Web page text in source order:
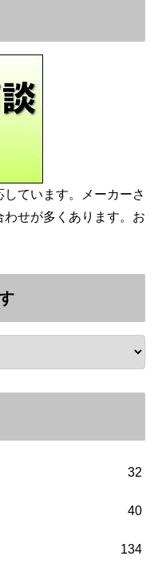
ています。メーカーさ
せが多くあります。お
32
40
134